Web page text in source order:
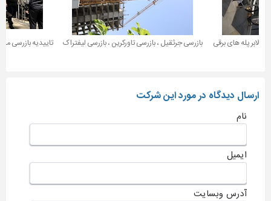
بالابر پله های برقی بازرسی جرثقیل ، بازرسی تاورکرین ، بازرسی لیفتراک تاییدیه بازرسی
ارسال دیدگاه در مورد این شرکت
نام
ایمیل
آدرس وبسایت